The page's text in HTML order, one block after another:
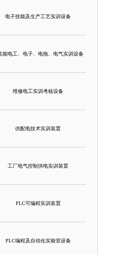
电子技能及生产工艺实训设备
能电工、电子、电拖、电气实训设备
维修电工实训考核设备
供配电技术实训装置
工厂电气控制供电实训装置
PLC可编程实训装置
PLC编程及自动化实验室设备